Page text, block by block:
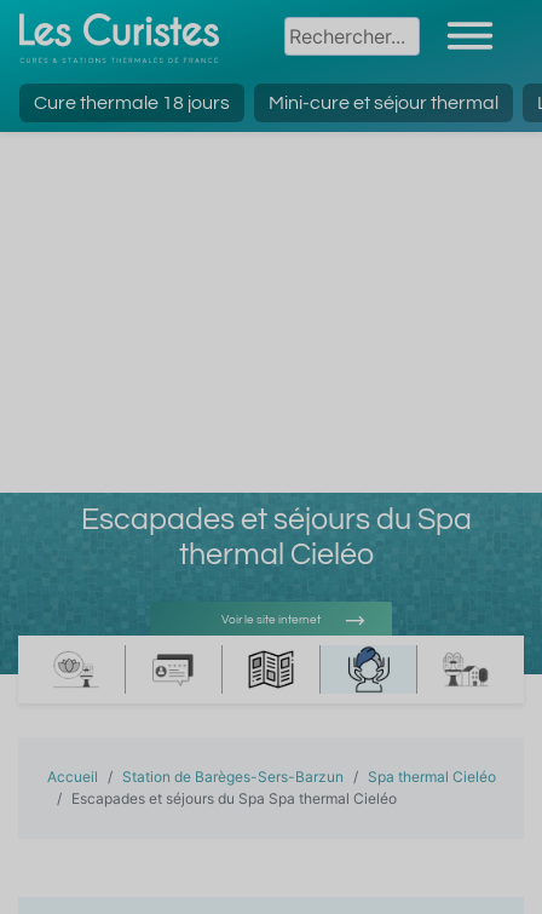
Cure thermale 18 jours Mini-cure et séjour thermal
Escapades et séjours du Spa
thermal Cieléo
Voir le site internet
Voir l'adresse e-mail
Accueil Station de Barèges-Sers-Barzun
Spa thermal Cieléo
Escapades et séjours du Spa Spa thermal Cieléo